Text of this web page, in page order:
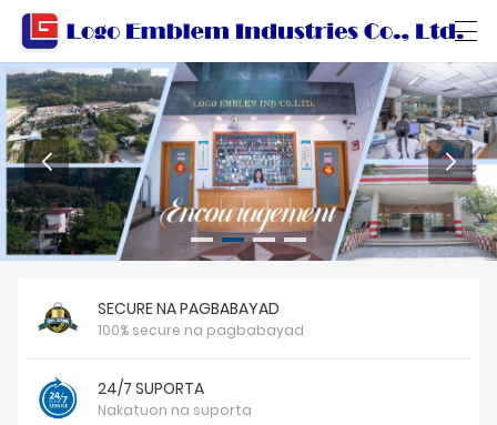
BAHAY
MGA PRODUKTO
WORKSHOP
TUNGKOL SA ATIN
MAKIPAG-UGNAYAN SA AMIN
العربية বাংলা ভাষার Български Català
SECURE NA PAGBABAYAD
100% secure na pagbabayad
24/7 SUPORTA
Nakatuon na suporta